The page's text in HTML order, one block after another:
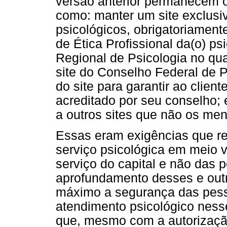
como: manter um site
psicológicos,
de Ética Profissional da(o)
Regional de Psicologia no
site do Conselho Federal de
do site para garantir ao
acreditado por seu
a outros sites que não os
Essas eram exigências que
serviço psicológica em meio
serviço do capital e não das
aprofundamento desses e
máximo a segurança das
atendimento psicológico
que, mesmo com a